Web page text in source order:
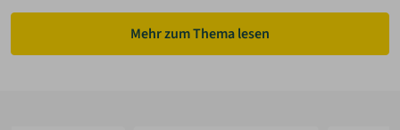
Mehr zum Thema lesen